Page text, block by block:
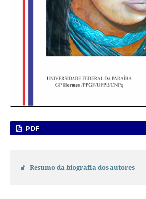
PDF
Resumo da biografia dos autores